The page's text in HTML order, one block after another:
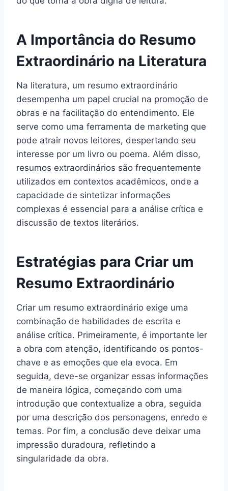
A Importância do Resumo
Extraordinário na Literatura
Na literatura, um resumo extraordinário
desempenha um papel crucial na promoção de
obras e na facilitação do entendimento. Ele
serve como uma ferramenta de marketing que
pode atrair novos leitores, despertando seu
interesse por um livro ou poema. Além disso,
resumos extraordinários são frequentemente
utilizados em contextos acadêmicos, onde a
capacidade de sintetizar informações
complexas é essencial para a análise crítica e
discussão de textos literários.
Estratégias para Criar um
Resumo Extraordinário
Criar um resumo extraordinário exige uma
combinação de habilidades de escrita e
análise crítica. Primeiramente, é importante ler
a obra com atenção, identificando os pontos-
chave e as emoções que ela evoca. Em
seguida, deve-se organizar essas informações
de maneira lógica, começando com uma
introdução que contextualize a obra, seguida
por uma descrição dos personagens, enredo e
temas. Por fim, a conclusão deve deixar uma
impressão duradoura, refletindo a
singularidade da obra.